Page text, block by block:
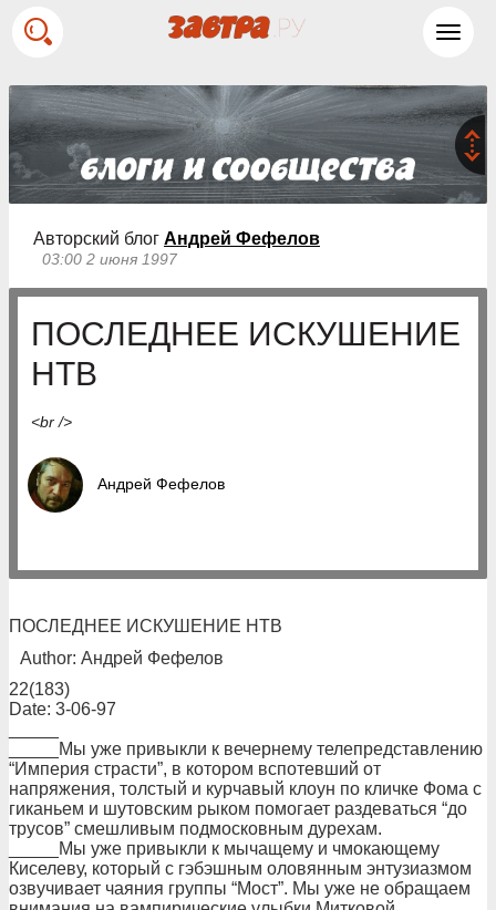
Авторский блог Андрей Фефелов
03:00 2 июня 1997
ПОСЛЕДНЕЕ ИСКУШЕНИЕ
НТВ
<br />
Андрей Фефелов
ПОСЛЕДНЕЕ ИСКУШЕНИЕ НТВ
Author: Андрей Фефелов
22(183)
Date: 3-06-97
_____Мы уже привыкли к вечернему телепредставлению
“Империя страсти”, в котором вспотевший от
напряжения, толстый и курчавый клоун по кличке Фома с
гиканьем и шутовским рыком помогает раздеваться “до
трусов” смешливым подмосковным дурехам.
_____Мы уже привыкли к мычащему и чмокающему
Киселеву, который с гэбэшным оловянным энтузиазмом
озвучивает чаяния группы “Мост”. Мы уже не обращаем